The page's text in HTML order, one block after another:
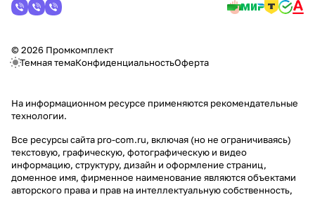
© 2026 Промкомплект
Темная темаКонфиденциальностьОферта
На информационном ресурсе применяются рекомендательные
технологии.
Все ресурсы сайта pro-com.ru, включая (но не ограничиваясь)
текстовую, графическую, фотографическую и видео
информацию, структуру, дизайн и оформление страниц,
доменное имя, фирменное наименование являются объектами
авторского права и прав на интеллектуальную собственность,